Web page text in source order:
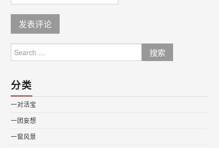
for:
分类
一对活宝
一团妄想
一窗风景